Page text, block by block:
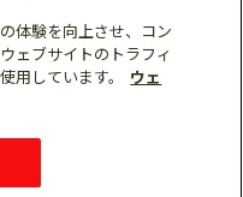
ント一覧
体験を向上させ、コン
ェブサイトのトラフィ
用しています。
ウェ